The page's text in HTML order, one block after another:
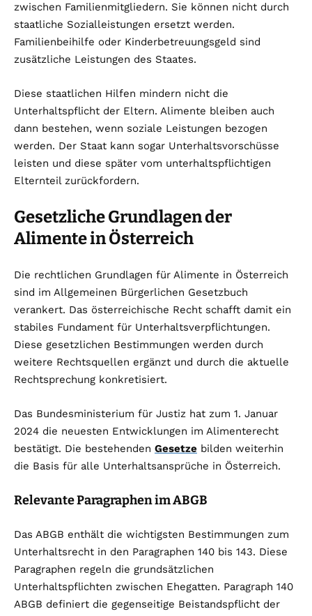
zwischen Familienmitgliedern. Sie können nicht durch
staatliche Sozialleistungen ersetzt werden.
Familienbeihilfe oder Kinderbetreuungsgeld sind
zusätzliche Leistungen des Staates.
Diese staatlichen Hilfen mindern nicht die
Unterhaltspflicht der Eltern. Alimente bleiben auch
dann bestehen, wenn soziale Leistungen bezogen
werden. Der Staat kann sogar Unterhaltsvorschüsse
leisten und diese später vom unterhaltspflichtigen
Elternteil zurückfordern.
Gesetzliche Grundlagen der
Alimente in Österreich
Die rechtlichen Grundlagen für Alimente in Österreich
sind im Allgemeinen Bürgerlichen Gesetzbuch
verankert. Das österreichische Recht schafft damit ein
stabiles Fundament für Unterhaltsverpflichtungen.
Diese gesetzlichen Bestimmungen werden durch
weitere Rechtsquellen ergänzt und durch die aktuelle
Rechtsprechung konkretisiert.
Das Bundesministerium für Justiz hat zum 1. Januar
2024 die neuesten Entwicklungen im Alimenterecht
bestätigt. Die bestehenden Gesetze bilden weiterhin
die Basis für alle Unterhaltsansprüche in Österreich.
Relevante Paragraphen im ABGB
Das ABGB enthält die wichtigsten Bestimmungen zum
Unterhaltsrecht in den Paragraphen 140 bis 143. Diese
Paragraphen regeln die grundsätzlichen
Unterhaltspflichten zwischen Ehegatten. Paragraph 140
ABGB definiert die gegenseitige Beistandspflicht der